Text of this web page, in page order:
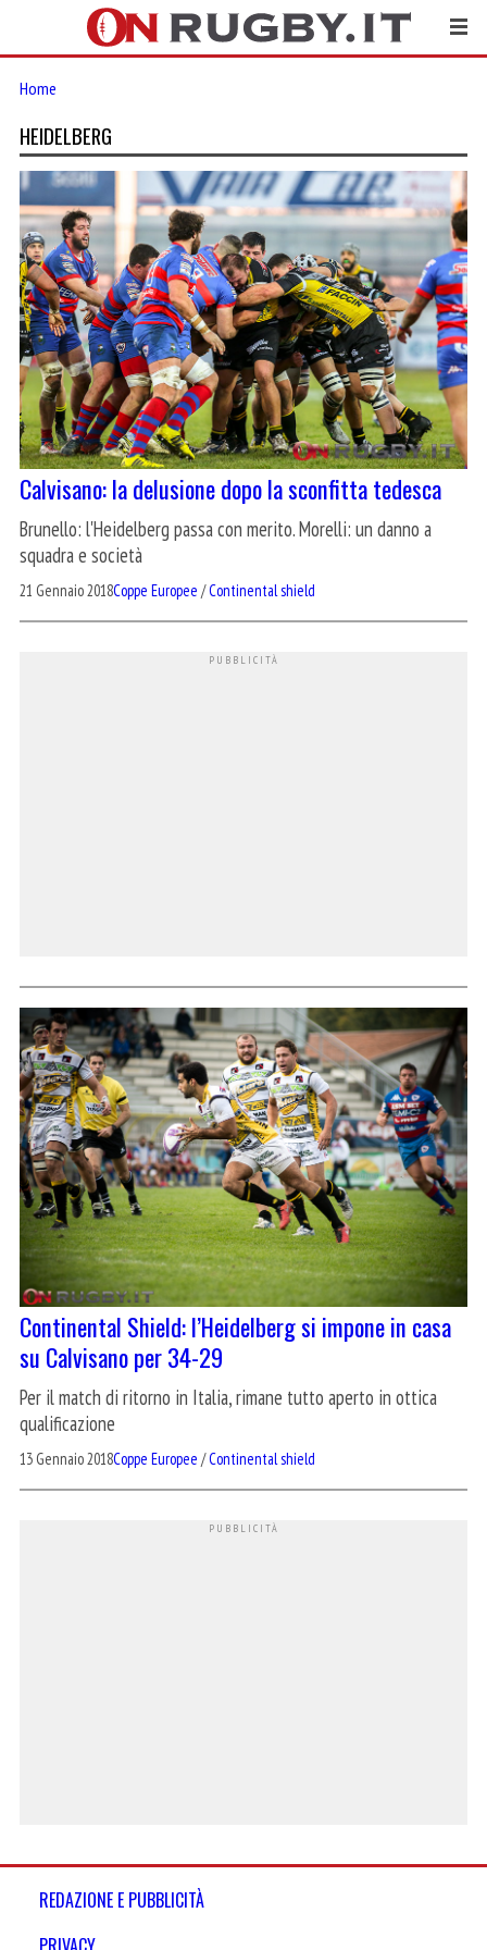
Home
HEIDELBERG
Calvisano: la delusione dopo la sconfitta tedesca
Brunello: l'Heidelberg passa con merito. Morelli: un danno a
squadra e società
21 Gennaio 2018Coppe Europee /Continental shield
Continental Shield: l’Heidelberg si impone in casa
su Calvisano per 34-29
Per il match di ritorno in Italia, rimane tutto aperto in ottica
qualificazione
13 Gennaio 2018Coppe Europee /Continental shield
REDAZIONE E PUBBLICITÀ